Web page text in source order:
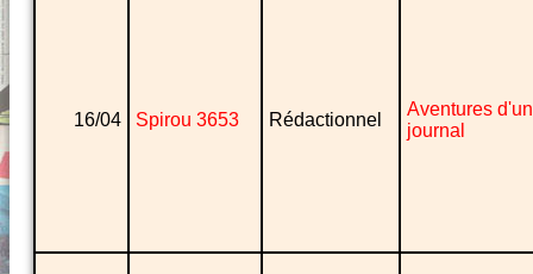
16/04 Spirou 3653 Rédactionnel
Aventures d'un
journal